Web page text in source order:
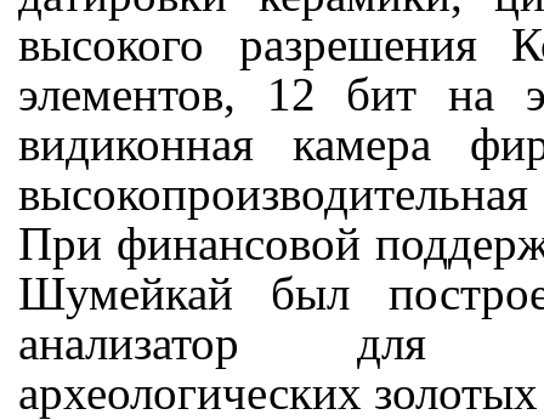
высокого разрешения
элементов, 12 бит на
видиконная камера
При финансовой
Шумейкай был
анализатор для
археологических